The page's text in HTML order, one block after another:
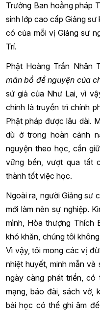
Trưởng Ban hoằng pháp
sinh lớp cao cấp Giảng
có của mỗi vị Giảng sư
Trí.
Phật Hoàng Trần Nhân
mãn bồ đề nguyện của
sứ giả của Như Lai, vì
chính là truyền trì chính
Phật pháp được lâu dài.
dù ở trong hoàn cảnh
nguyện theo học, cần
vững bền, vượt qua tất
thành tốt việc học.
Ngoài ra, người Giảng sư
mới làm nên sự nghiệp.
mình, Hòa thượng Thích
khó khăn, chúng tôi
Vì vậy, tôi mong các vị
nhiệt huyết, minh mẫn
ngày càng phát triển,
mạng, báo đài, sách vở,
bài học có thể ghi âm